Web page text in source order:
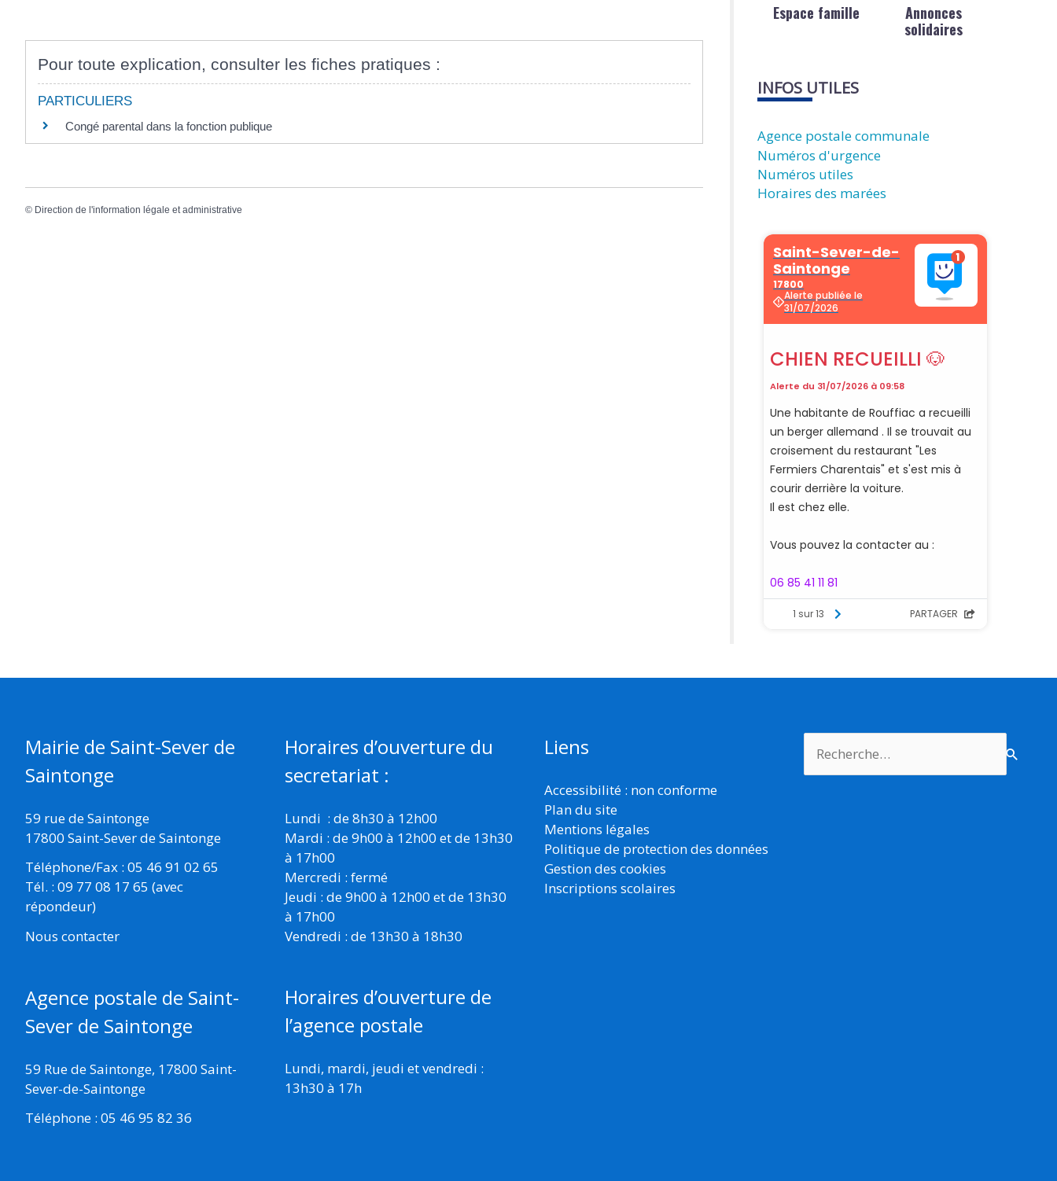
Pour toute explication, consulter les fiches pratiques :
PARTICULIERS
Congé parental dans la fonction publique
© Direction de l'information légale et administrative
Espace famille
Annonces
solidaires
INFOS UTILES
Agence postale communale
Numéros d'urgence
Numéros utiles
Horaires des marées
Mairie de Saint-Sever de
Saintonge
59 rue de Saintonge
17800 Saint-Sever de Saintonge
Téléphone/Fax : 05 46 91 02 65
Tél. : 09 77 08 17 65 (avec
répondeur)
Nous contacter
Agence postale de Saint-
Sever de Saintonge
59 Rue de Saintonge, 17800 Saint-
Sever-de-Saintonge
Téléphone : 05 46 95 82 36
Horaires d’ouverture du
secretariat :
Lundi : de 8h30 à 12h00
Mardi : de 9h00 à 12h00 et de 13h30
à 17h00
Mercredi : fermé
Jeudi : de 9h00 à 12h00 et de 13h30
à 17h00
Vendredi : de 13h30 à 18h30
Horaires d’ouverture de
l’agence postale
Lundi, mardi, jeudi et vendredi :
13h30 à 17h
Liens
Accessibilité : non conforme
Plan du site
Mentions légales
Politique de protection des données
Gestion des cookies
Inscriptions scolaires